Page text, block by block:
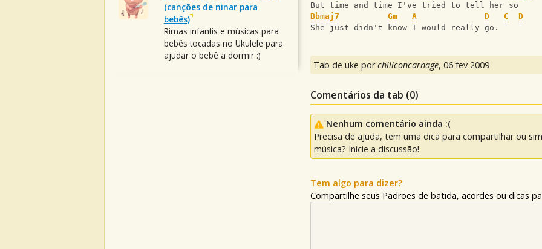
But time and time I've tried to tell her so
Bbmaj7
Gm A D C
D
She just didn't know I would really go.
Tab de uke porchiliconcarnage, 06 fev 2009
Comentários da tab (0)
Nenhum comentário ainda :(
Precisa de ajuda, tem uma dica para compartilhar ou
música? Inicie a discussão!
Tem algo para dizer?
Compartilhe seus Padrões de batida, acordes ou dicas
(canções de ninar para
bebês)
Rimas infantis e músicas para
bebês tocadas no Ukulele para
ajudar o bebê a dormir :)